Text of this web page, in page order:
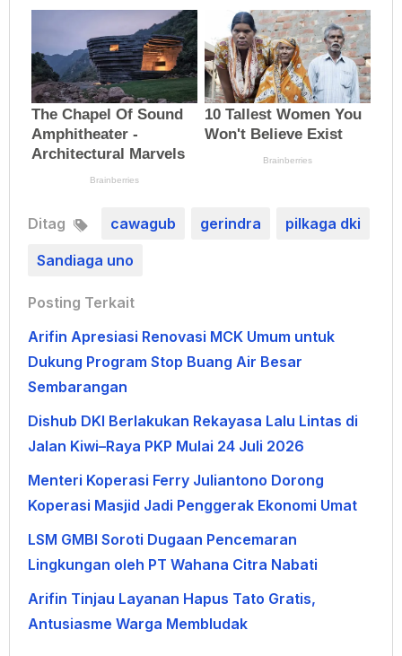
Ditag cawagub gerindra pilkaga dki
Sandiaga uno
Posting Terkait
Arifin Apresiasi Renovasi MCK Umum untuk
Dukung Program Stop Buang Air Besar
Sembarangan
Dishub DKI Berlakukan Rekayasa Lalu Lintas di
Jalan Kiwi–Raya PKP Mulai 24 Juli 2026
Menteri Koperasi Ferry Juliantono Dorong
Koperasi Masjid Jadi Penggerak Ekonomi Umat
LSM GMBI Soroti Dugaan Pencemaran
Lingkungan oleh PT Wahana Citra Nabati
Arifin Tinjau Layanan Hapus Tato Gratis,
Antusiasme Warga Membludak